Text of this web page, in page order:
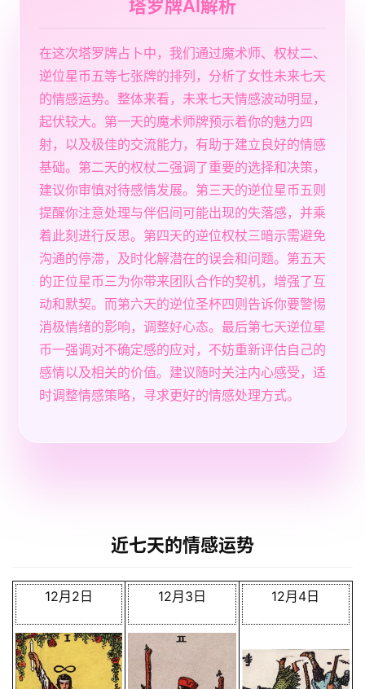
塔罗牌AI解析
在这次塔罗牌占卜中，我们通过魔术师、权杖二、
逆位星币五等七张牌的排列，分析了女性未来七天
的情感运势。整体来看，未来七天情感波动明显，
起伏较大。第一天的魔术师牌预示着你的魅力四
射，以及极佳的交流能力，有助于建立良好的情感
基础。第二天的权杖二强调了重要的选择和决策，
建议你审慎对待感情发展。第三天的逆位星币五则
提醒你注意处理与伴侣间可能出现的失落感，并乘
着此刻进行反思。第四天的逆位权杖三暗示需避免
沟通的停滞，及时化解潜在的误会和问题。第五天
的正位星币三为你带来团队合作的契机，增强了互
动和默契。而第六天的逆位圣杯四则告诉你要警惕
消极情绪的影响，调整好心态。最后第七天逆位星
币一强调对不确定感的应对，不妨重新评估自己的
感情以及相关的价值。建议随时关注内心感受，适
时调整情感策略，寻求更好的情感处理方式。
近七天的情感运势
12月2日 12月3日 12月4日